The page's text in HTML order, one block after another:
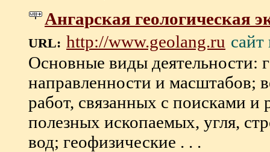
Ангарская геологическая
URL: http://www.geolang.ru
Основные виды деятельности:
направленности и масштабов;
работ, связанных с поисками
полезных ископаемых, угля,
вод; геофизические . . .